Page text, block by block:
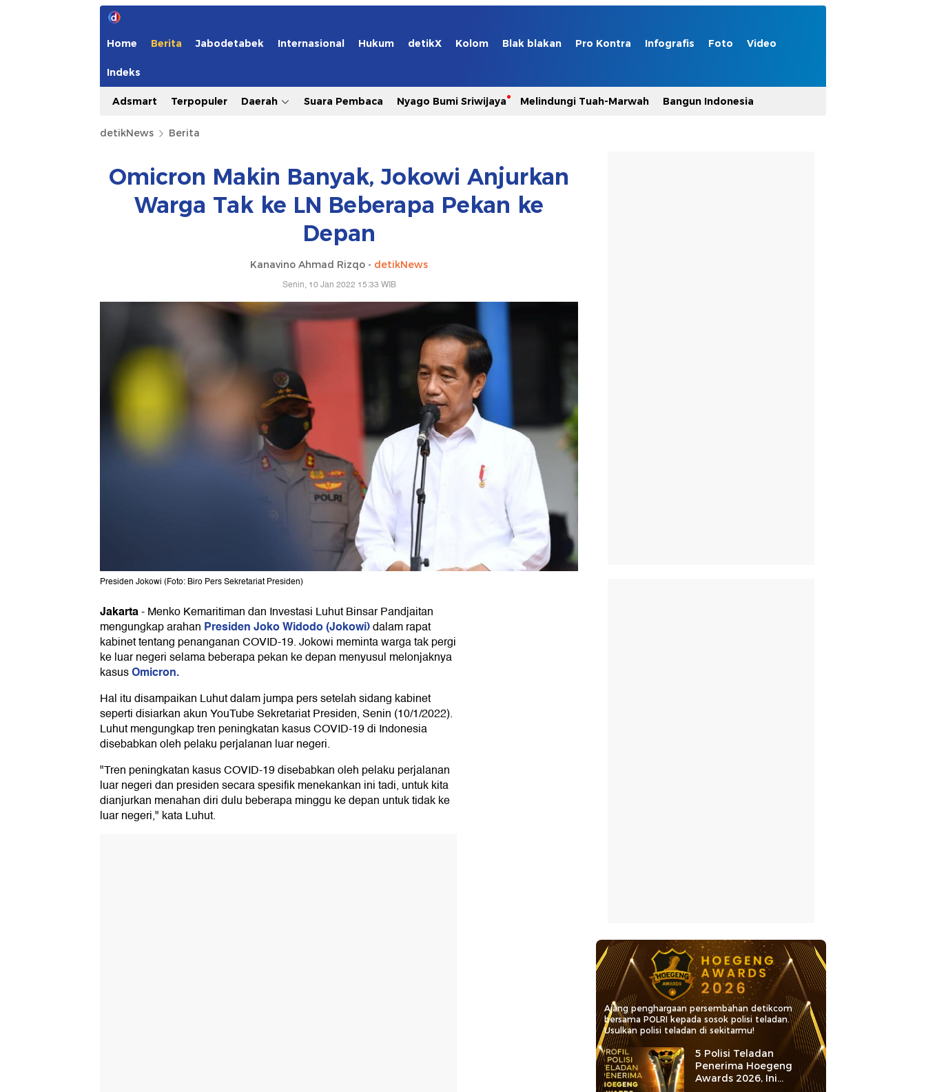
Home Berita Jabodetabek Internasional Hukum detikX Kolom Blak blakan Pro Kontra Infografis Foto Video
Indeks
Adsmart Terpopuler Daerah Suara Pembaca Nyago Bumi Sriwijaya Melindungi Tuah-Marwah Bangun Indonesia
detikNews Berita
Omicron Makin Banyak, Jokowi Anjurkan
Warga Tak ke LN Beberapa Pekan ke
Depan
Kanavino Ahmad Rizqo - detikNews
Senin, 10 Jan 2022 15:33 WIB
Presiden Jokowi (Foto: Biro Pers Sekretariat Presiden)
Jakarta-Menko Kemaritiman dan Investasi Luhut Binsar Pandjaitan
mengungkap arahan Presiden Joko Widodo (Jokowi)dalam rapat
kabinet tentang penanganan COVID-19. Jokowi meminta warga tak pergi
ke luar negeri selama beberapa pekan ke depan menyusul melonjaknya
kasusOmicron.
Hal itu disampaikan Luhut dalam jumpa pers setelah sidang kabinet
seperti disiarkan akun YouTube Sekretariat Presiden, Senin (10/1/2022).
Luhut mengungkap tren peningkatan kasus COVID-19 di Indonesia
disebabkan oleh pelaku perjalanan luar negeri.
"Tren peningkatan kasus COVID-19 disebabkan oleh pelaku perjalanan
luar negeri dan presiden secara spesifik menekankan ini tadi, untuk kita
dianjurkan menahan diri dulu beberapa minggu ke depan untuk tidak ke
luar negeri," kata Luhut.
Ajang penghargaan persembahan detikcom
bersama POLRI kepada sosok polisi teladan.
Usulkan polisi teladan di sekitarmu!
5 Polisi Teladan
Penerima Hoegeng
Awards 2026, Ini